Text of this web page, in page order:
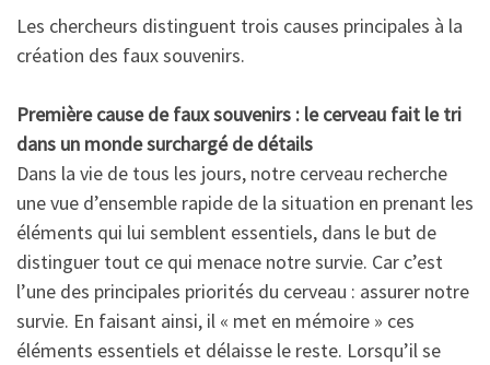
Les chercheurs distinguent trois causes principales à la
création des faux souvenirs.
Première cause de faux souvenirs : le cerveau fait le tri
dans un monde surchargé de détails
Dans la vie de tous les jours, notre cerveau recherche
une vue d’ensemble rapide de la situation en prenant les
éléments qui lui semblent essentiels, dans le but de
distinguer tout ce qui menace notre survie. Car c’est
l’une des principales priorités du cerveau : assurer notre
survie. En faisant ainsi, il « met en mémoire » ces
éléments essentiels et délaisse le reste. Lorsqu’il se